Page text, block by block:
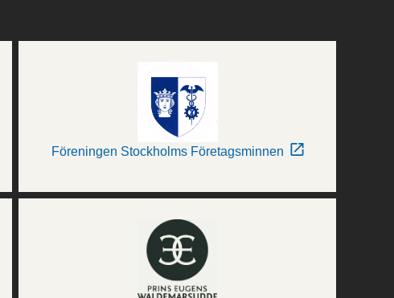
Föreningen Stockholms Företagsminnen